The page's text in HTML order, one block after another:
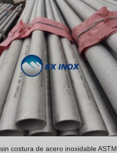
costura de acero inoxidable ASTM